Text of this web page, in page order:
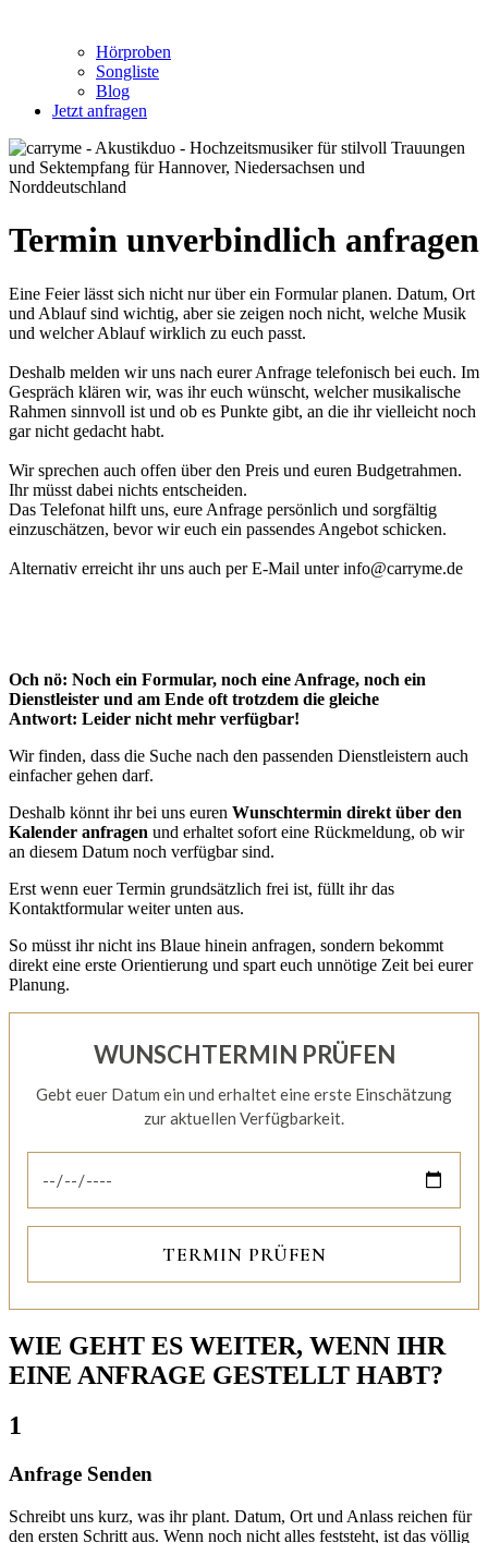
Hörproben
Songliste
Blog
Jetzt anfragen
Termin unverbindlich anfragen
Eine Feier lässt sich nicht nur über ein Formular planen. Datum, Ort
und Ablauf sind wichtig, aber sie zeigen noch nicht, welche Musik
und welcher Ablauf wirklich zu euch passt.
Deshalb melden wir uns nach eurer Anfrage telefonisch bei euch. Im
Gespräch klären wir, was ihr euch wünscht, welcher musikalische
Rahmen sinnvoll ist und ob es Punkte gibt, an die ihr vielleicht noch
gar nicht gedacht habt.
Wir sprechen auch offen über den Preis und euren Budgetrahmen.
Ihr müsst dabei nichts entscheiden.
Das Telefonat hilft uns, eure Anfrage persönlich und sorgfältig
einzuschätzen, bevor wir euch ein passendes Angebot schicken.
Alternativ erreicht ihr uns auch per E-Mail unter info@carryme.de
Och nö: Noch ein Formular, noch eine Anfrage, noch ein
Dienstleister und am Ende oft trotzdem die gleiche
Antwort: Leider nicht mehr verfügbar!
Wir finden, dass die Suche nach den passenden Dienstleistern auch
einfacher gehen darf.
Deshalb könnt ihr bei uns euren Wunschtermin direkt über den
Kalender anfragen und erhaltet sofort eine Rückmeldung, ob wir
an diesem Datum noch verfügbar sind.
Erst wenn euer Termin grundsätzlich frei ist, füllt ihr das
Kontaktformular weiter unten aus.
So müsst ihr nicht ins Blaue hinein anfragen, sondern bekommt
direkt eine erste Orientierung und spart euch unnötige Zeit bei eurer
Planung.
WUNSCHTERMIN PRÜFEN
Gebt euer Datum ein und erhaltet eine erste Einschätzung
zur aktuellen Verfügbarkeit.
TERMIN PRÜFEN
WIE GEHT ES WEITER, WENN IHR
EINE ANFRAGE GESTELLT HABT?
1
Anfrage Senden
Schreibt uns kurz, was ihr plant. Datum, Ort und Anlass reichen für
den ersten Schritt aus. Wenn noch nicht alles feststeht, ist das völlig